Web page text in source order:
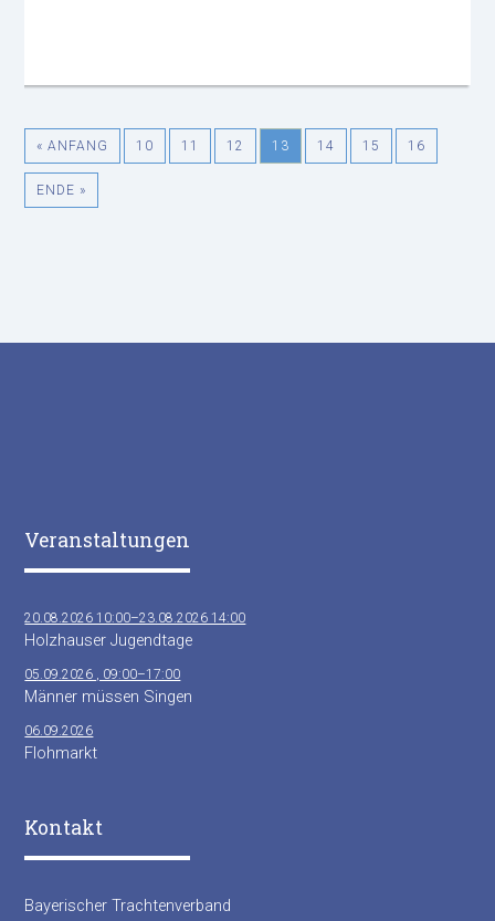
« ANFANG 10 11 12 13 14 15 16
ENDE »
Veranstaltungen
20.08.2026 10:00–23.08.2026 14:00
Holzhauser Jugendtage
05.09.2026 , 09:00–17:00
Männer müssen Singen
06.09.2026
Flohmarkt
Kontakt
Bayerischer Trachtenverband